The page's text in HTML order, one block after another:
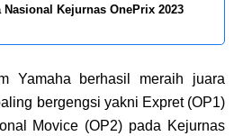
Nasional Kejurnas OnePrix 2023
Yamaha berhasil meraih juara
bergengsi yakni Expret (OP1)
Movice (OP2) pada Kejurnas